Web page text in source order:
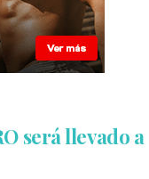
será llevado a